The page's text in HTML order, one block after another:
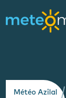
Météo Azilal